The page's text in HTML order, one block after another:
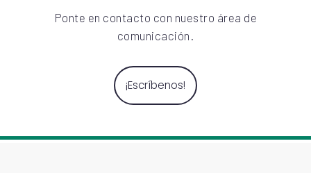
Ponte en contacto con nuestro área de
comunicación.
¡Escríbenos!